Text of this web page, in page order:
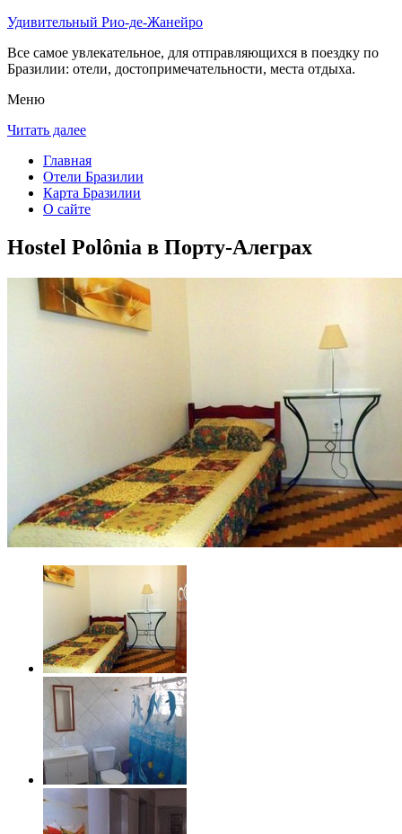
Удивительный Рио-де-Жанейро
Все самое увлекательное, для отправляющихся в поездку по
Бразилии: отели, достопримечательности, места отдыха.
Меню
Читать далее
Главная
Отели Бразилии
Карта Бразилии
О сайте
Hostel Polônia в Порту-Алеграх